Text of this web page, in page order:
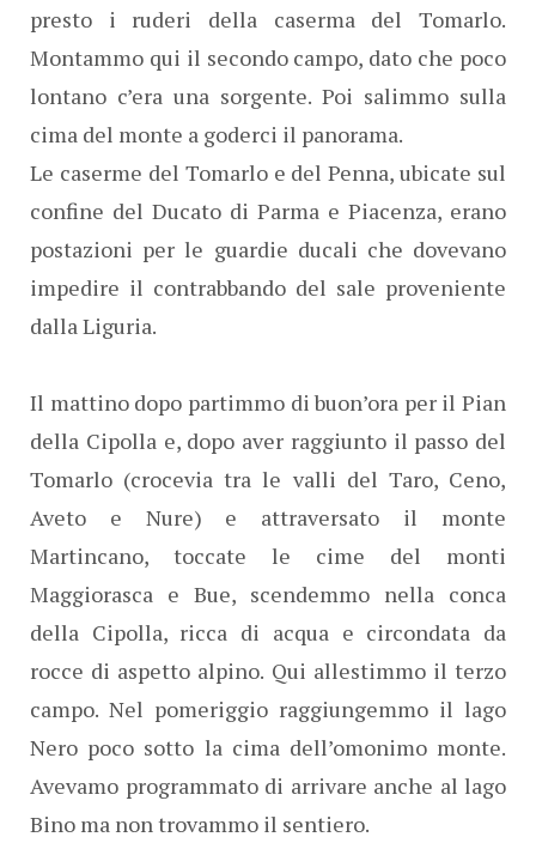
presto i ruderi della caserma del Tomarlo.
Montammo qui il secondo campo, dato che poco
lontano c’era una sorgente. Poi salimmo sulla
cima del monte a goderci il panorama.
Le caserme del Tomarlo e del Penna, ubicate sul
confine del Ducato di Parma e Piacenza, erano
postazioni per le guardie ducali che dovevano
impedire il contrabbando del sale proveniente
dalla Liguria.
Il mattino dopo partimmo di buon’ora per il Pian
della Cipolla e, dopo aver raggiunto il passo del
Tomarlo (crocevia tra le valli del Taro, Ceno,
Aveto e Nure) e attraversato il monte
Martincano, toccate le cime del monti
Maggiorasca e Bue, scendemmo nella conca
della Cipolla, ricca di acqua e circondata da
rocce di aspetto alpino. Qui allestimmo il terzo
campo. Nel pomeriggio raggiungemmo il lago
Nero poco sotto la cima dell’omonimo monte.
Avevamo programmato di arrivare anche al lago
Bino ma non trovammo il sentiero.